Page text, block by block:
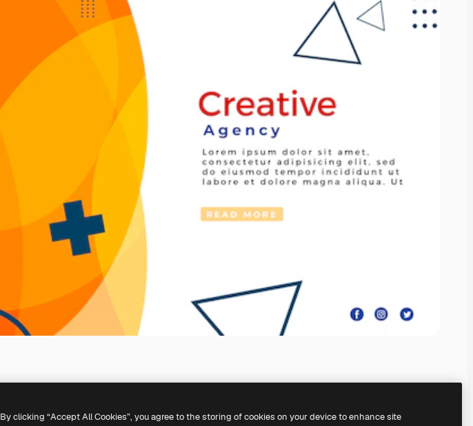
By clicking “Accept All Cookies”, you agree to the storing of cookies on your device to enhance site